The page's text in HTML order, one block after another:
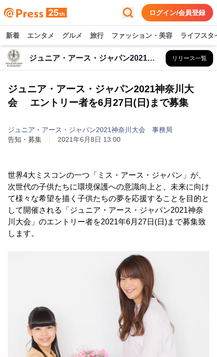
ログイン/会員登録
新着 エンタメ グルメ 旅行 ファッション・美容 ライフスタ
ジュニア・アース・ジャパン2021神奈川大会 事務局 リリース一覧
ジュニア・アース・ジャパン2021神奈川大
会 エントリー者を6月27日(日)まで募集
ジュニア・アース・ジャパン2021神奈川大会 事務局
告知・募集
2021年6月8日 13:00
世界4大ミスコンの一つ「ミス・アース・ジャパン」が、
次世代の子供たちに環境保護への意識向上と、未来に向け
て様々な希望を描く子供たちの夢を応援することを目的と
して開催される「ジュニア・アース・ジャパン2021神奈
川大会」のエントリー者を2021年6月27日(日)まで募集致
します。